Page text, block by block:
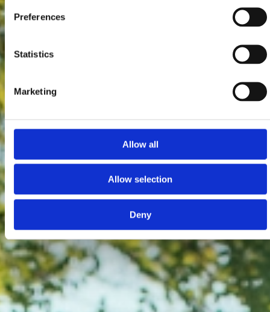
Preferences
Statistics
Marketing
Allow all
Allow selection
Deny